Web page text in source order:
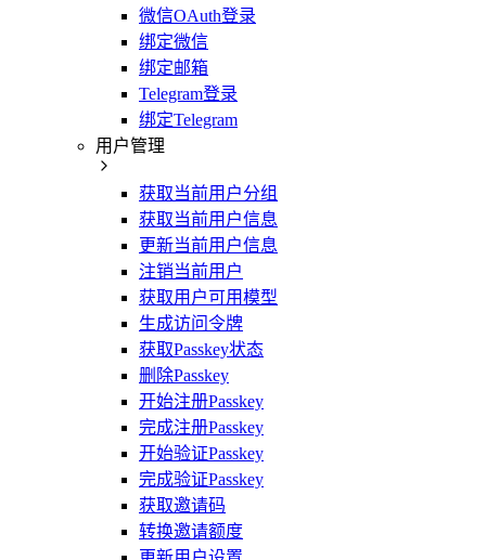
微信OAuth登录
绑定微信
绑定邮箱
Telegram登录
绑定Telegram
用户管理
获取当前用户分组
获取当前用户信息
更新当前用户信息
注销当前用户
获取用户可用模型
生成访问令牌
获取Passkey状态
删除Passkey
开始注册Passkey
完成注册Passkey
开始验证Passkey
完成验证Passkey
获取邀请码
转换邀请额度